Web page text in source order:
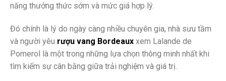
năng thưởng thức sớm và mức giá hợp lý.
Đó chính là lý do ngày càng nhiều chuyên gia, nhà sưu tầm
và người yêu rượu vang Bordeaux xem Lalande de
Pomerol là một trong những lựa chọn thông minh nhất khi
tìm kiếm sự cân bằng giữa trải nghiệm và giá trị.